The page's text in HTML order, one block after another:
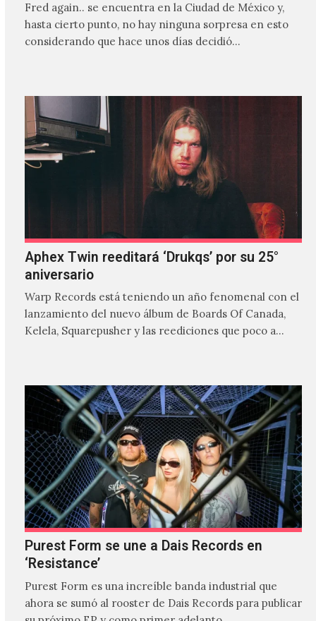
Fred again.. se encuentra en la Ciudad de México y,
hasta cierto punto, no hay ninguna sorpresa en esto
considerando que hace unos días decidió…
Aphex Twin reeditará ‘Drukqs’ por su 25°
aniversario
Warp Records está teniendo un año fenomenal con el
lanzamiento del nuevo álbum de Boards Of Canada,
Kelela, Squarepusher y las reediciones que poco a…
Purest Form se une a Dais Records en
‘Resistance’
Purest Form es una increíble banda industrial que
ahora se sumó al rooster de Dais Records para publicar